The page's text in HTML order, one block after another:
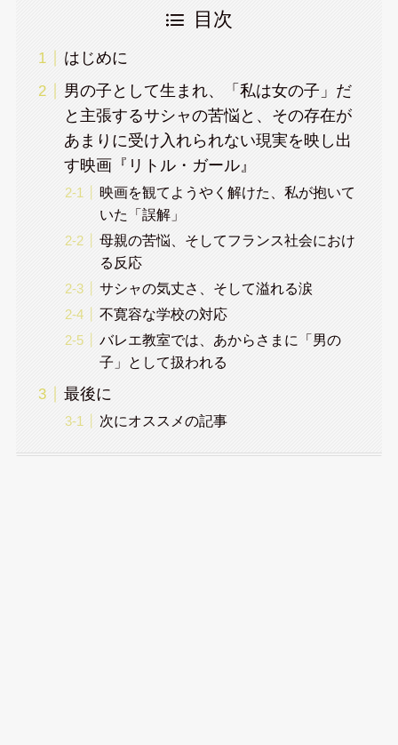
目次
はじめに
男の子として生まれ、「私は女の子」だ
と主張するサシャの苦悩と、その存在が
あまりに受け入れられない現実を映し出
す映画『リトル・ガール』
映画を観てようやく解けた、私が抱いて
いた「誤解」
母親の苦悩、そしてフランス社会におけ
る反応
サシャの気丈さ、そして溢れる涙
不寛容な学校の対応
バレエ教室では、あからさまに「男の
子」として扱われる
最後に
次にオススメの記事